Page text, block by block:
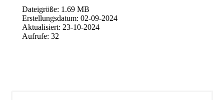
Dateigröße: 1.69 MB
Erstellungsdatum: 02-09-2024
Aktualisiert: 23-10-2024
Aufrufe: 32